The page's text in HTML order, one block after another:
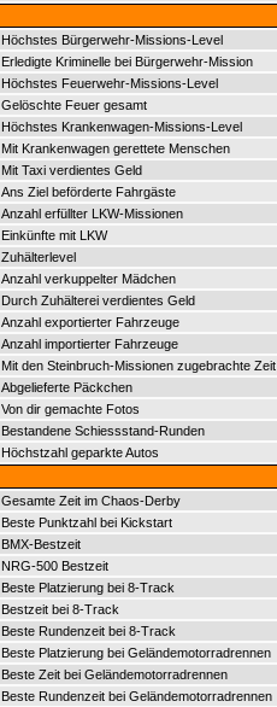
Höchstes Bürgerwehr-Missions-Level
Erledigte Kriminelle bei Bürgerwehr-Mission
Höchstes Feuerwehr-Missions-Level
Gelöschte Feuer gesamt
Höchstes Krankenwagen-Missions-Level
Mit Krankenwagen gerettete Menschen
Mit Taxi verdientes Geld
Ans Ziel beförderte Fahrgäste
Anzahl erfüllter LKW-Missionen
Einkünfte mit LKW
Zuhälterlevel
Anzahl verkuppelter Mädchen
Durch Zuhälterei verdientes Geld
Anzahl exportierter Fahrzeuge
Anzahl importierter Fahrzeuge
Mit den Steinbruch-Missionen zugebrachte Zeit
Abgelieferte Päckchen
Von dir gemachte Fotos
Bestandene Schiessstand-Runden
Höchstzahl geparkte Autos
Gesamte Zeit im Chaos-Derby
Beste Punktzahl bei Kickstart
BMX-Bestzeit
NRG-500 Bestzeit
Beste Platzierung bei 8-Track
Bestzeit bei 8-Track
Beste Rundenzeit bei 8-Track
Beste Platzierung bei Geländemotorradrennen
Beste Zeit bei Geländemotorradrennen
Beste Rundenzeit bei Geländemotorradrennen